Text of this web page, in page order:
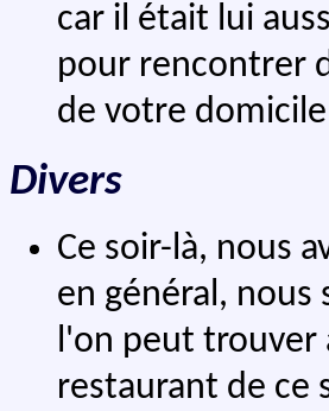
car il était lui
pour rencontrer
de votre
Divers
Ce soir-là, nous
en général, nous
l'on peut trouver
restaurant de ce